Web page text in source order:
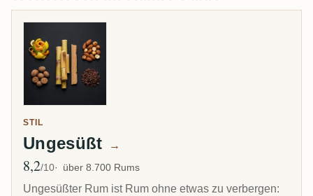
STIL
Ungesüßt →
Ø Bewertung
8,2/10 über 8.700 Rums
Ungesüßter Rum ist Rum ohne etwas zu verbergen: